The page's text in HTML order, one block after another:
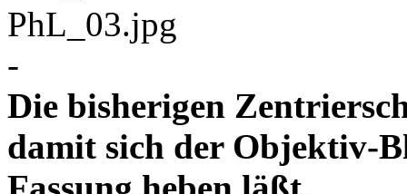
-
Die bisherigen
damit sich der Objektiv-